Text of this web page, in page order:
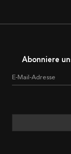
Abonniere
E-Mail-Adresse